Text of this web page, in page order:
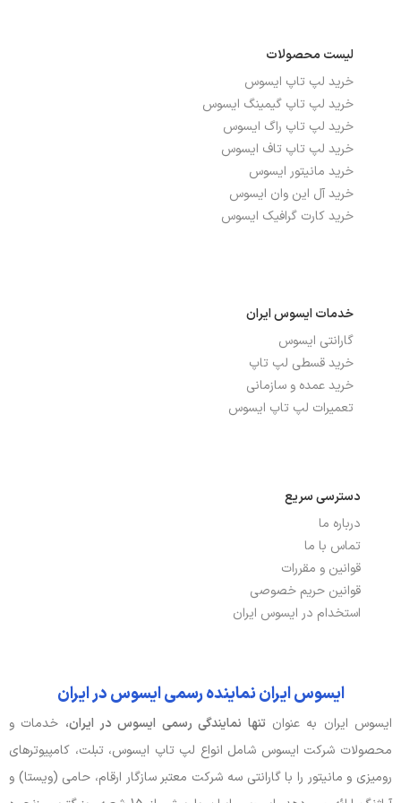
دقت صفحه نمایش
صفحه نمایش لمسی
صفحه نمایش مات بله
نرخ بروزرسانی 60Hz
بلوتوث
تعداد پورت USB 2.0
شبکه بی سیم WI-FI
نسخه بلوتوث
پورت HDMI دارد
آداپتور باتری 2.37A, 45W
توضیحات باتری 42Wh
لیست محصولات
خرید لپ تاپ ایسوس
خرید لپ تاپ گیمینگ ایسوس
خرید لپ تاپ راگ ایسوس
خرید لپ تاپ تاف ایسوس
خرید مانیتور ایسوس
خرید آل این وان ایسوس
خرید کارت گرافیک ایسوس
خدمات ایسوس ایران
گارانتی ایسوس
خرید قسطی لپ تاپ
خرید عمده و سازمانی
تعمیرات لپ تاپ ایسوس
دسترسی سریع
درباره ما
تماس با ما
قوانین و مقررات
قوانین حریم خصوصی
استخدام در ایسوس ایران
ایسوس ایران نماینده رسمی ایسوس در ایران
ایسوس ایران به عنوان تنها نمایندگی رسمی ایسوس در ایران، خدمات و
محصولات شرکت ایسوس شامل انواع لپ تاپ ایسوس، تبلت، کامپیوترهای
رومیزی و مانیتور را با گارانتی سه شرکت معتبر سازگار ارقام، حامی (ویستا) و